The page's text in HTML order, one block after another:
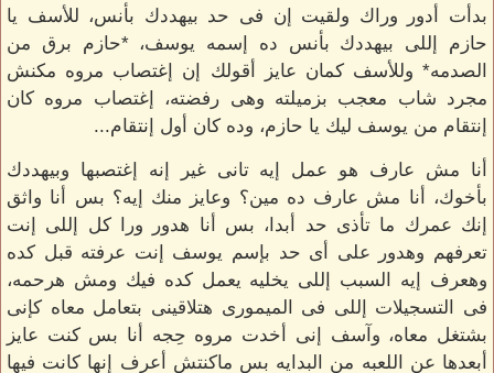
بدأت أدور وراك ولقيت إن فى حد بيهددك بأنس، للأسف يا
حازم إللى بيهددك بأنس ده إسمه يوسف، *حازم برق من
الصدمه* وللأسف كمان عايز أقولك إن إغتصاب مروه مكنش
مجرد شاب معجب بزميلته وهى رفضته، إغتصاب مروه كان
إنتقام من يوسف ليك يا حازم، وده كان أول إنتقام...
أنا مش عارف هو عمل إيه تانى غير إنه إغتصبها وبيهددك
بأخوك، أنا مش عارف ده مين؟ وعايز منك إيه؟ بس أنا واثق
إنك عمرك ما تأذى حد أبدا، بس أنا هدور ورا كل إللى إنت
تعرفهم وهدور على أى حد بإسم يوسف إنت عرفته قبل كده
وهعرف إيه السبب إللى يخليه يعمل كده فيك ومش هرحمه،
فى التسجيلات إللى فى الميمورى هتلاقينى بتعامل معاه كإنى
بشتغل معاه، وآسف إنى أخدت مروه حِجه أنا بس كنت عايز
أبعدها عن اللعبه من البدايه بس ماكنتش أعرف إنها كانت فيها